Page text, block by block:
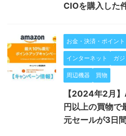
CIOを購入した
お金・決済・ポイント
インターネット ガ
周辺機器 買物
【2024年2月
円以上の買物で
元セールが3日